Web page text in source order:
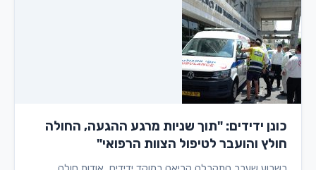
כונן ידידים: "תוך שניות מרגע ההגעה, החולה
חולץ והועבר לטיפול הצוות הרפואי"